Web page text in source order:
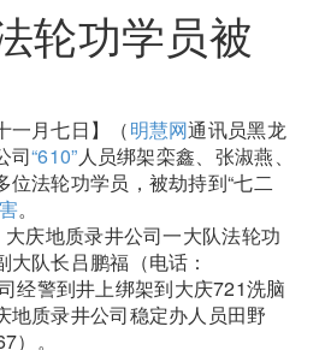
轮功学员被
一月七日】（明慧网通讯员黑龙
司“610”人员绑架栾鑫、张淑燕、
位法轮功学员，被劫持到“七二
。
庆地质录井公司一大队法轮功
队长吕鹏福（电话：
经警到井上绑架到大庆721洗脑
地质录井公司稳定办人员田野
）。